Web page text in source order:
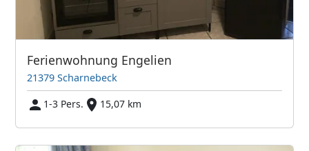
Ferienwohnung Engelien
21379 Scharnebeck
1-3 Pers.
15,07 km